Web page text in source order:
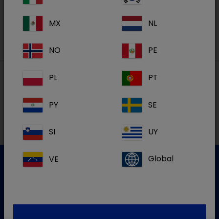
Lokale adressen in België
MX NL
NO PE
PL PT
PY SE
SI UY
VE Global